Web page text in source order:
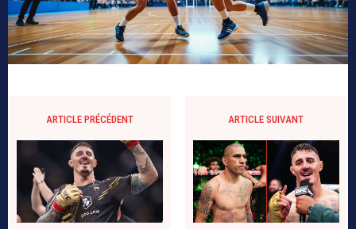
ARTICLE PRÉCÉDENT ARTICLE SUIVANT